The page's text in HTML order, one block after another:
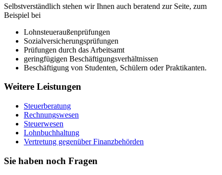
Selbstverständlich stehen wir Ihnen auch beratend zur Seite, zum
Beispiel bei
Lohnsteueraußenprüfungen
Sozialversicherungsprüfungen
Prüfungen durch das Arbeitsamt
geringfügigen Beschäftigungsverhältnissen
Beschäftigung von Studenten, Schülern oder Praktikanten.
Weitere Leistungen
Steuerberatung
Rechnungswesen
Steuerwesen
Lohnbuchhaltung
Vertretung gegenüber Finanzbehörden
Sie haben noch Fragen